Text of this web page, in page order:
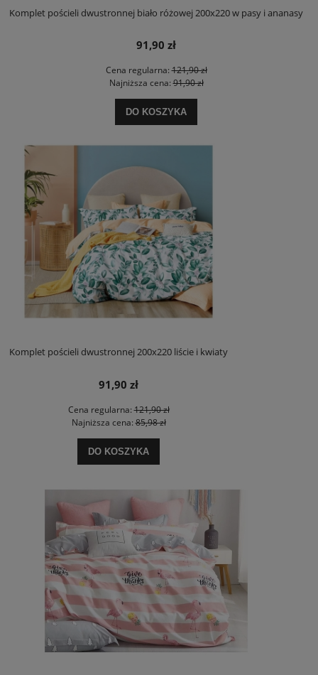
Komplet pościeli dwustronnej biało różowej 200x220 w pasy i ananasy
91,90 zł
Cena regularna:121,90 zł
Najniższa cena:91,90 zł
DO KOSZYKA
Komplet pościeli dwustronnej 200x220 liście i kwiaty
91,90 zł
Cena regularna:121,90 zł
Najniższa cena:85,98 zł
DO KOSZYKA